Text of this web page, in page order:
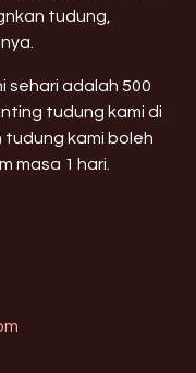
tudung,
sehari adalah 500
tudung kami di
tudung kami boleh
masa 1 hari.